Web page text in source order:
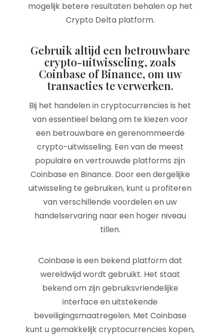
mogelijk betere resultaten behalen op het
Crypto Delta platform.
Gebruik altijd een betrouwbare
crypto-uitwisseling, zoals
Coinbase of Binance, om uw
transacties te verwerken.
Bij het handelen in cryptocurrencies is het
van essentieel belang om te kiezen voor
een betrouwbare en gerenommeerde
crypto-uitwisseling. Een van de meest
populaire en vertrouwde platforms zijn
Coinbase en Binance. Door een dergelijke
uitwisseling te gebruiken, kunt u profiteren
van verschillende voordelen en uw
handelservaring naar een hoger niveau
tillen.
Coinbase is een bekend platform dat
wereldwijd wordt gebruikt. Het staat
bekend om zijn gebruiksvriendelijke
interface en uitstekende
beveiligingsmaatregelen. Met Coinbase
kunt u gemakkelijk cryptocurrencies kopen,